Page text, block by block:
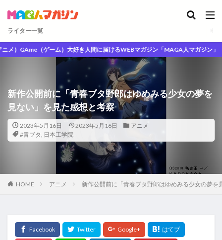
ライター一覧
（ゲーム）大好き人間に届けるWEBマガジン「MAGA人マガジン」
新作公開前に「青春ブタ野郎はゆめみる少女の夢を
見ない」を見た感想と考察
2023年5月16日 2023年5月16日
アニメ
#青ブタ, 日本工学院
HOME アニメ 新作公開前に「青春ブタ野郎はゆめみる少女の夢を